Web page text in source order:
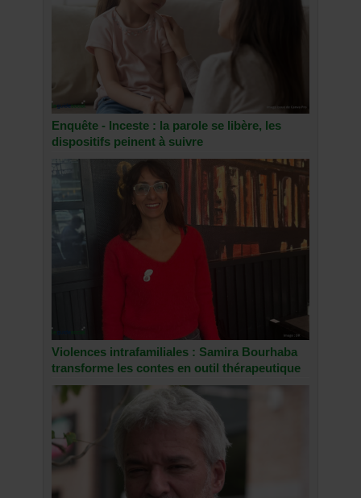
Enquête - Inceste : la parole se libère, les
dispositifs peinent à suivre
Violences intrafamiliales : Samira Bourhaba
transforme les contes en outil thérapeutique